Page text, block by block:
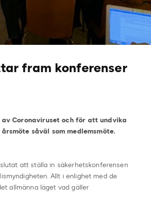
fram konferenser
Coronaviruset och för att undvika
såväl som medlemsmöte.
att ställa in säkerhetskonferensen
Allt i enlighet med de
allmänna läget vad gäller